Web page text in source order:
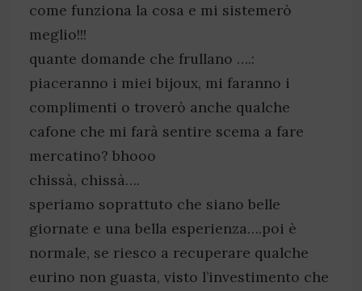
come funziona la cosa e mi sistemerò
meglio!!!
quante domande che frullano ….:
piaceranno i miei bijoux, mi faranno i
complimenti o troverò anche qualche
cafone che mi farà sentire scema a fare
mercatino? bhooo
chissà, chissà….
speriamo soprattuto che siano belle
giornate e una bella esperienza….poi è
normale, se riesco a recuperare qualche
eurino non guasta, visto l’investimento che